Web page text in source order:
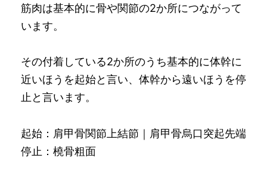
筋肉は基本的に骨や関節の2か所につながって
います。
その付着している2か所のうち基本的に体幹に
近いほうを起始と言い、体幹から遠いほうを停
止と言います。
起始：肩甲骨関節上結節｜肩甲骨烏口突起先端
停止：橈骨粗面